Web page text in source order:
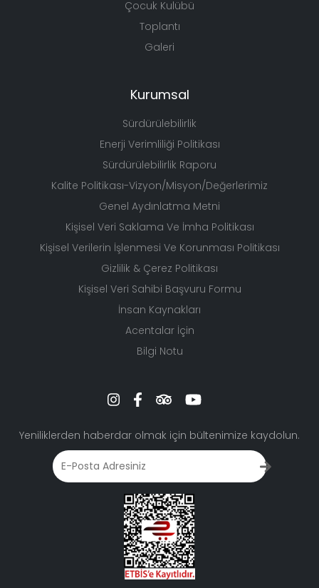
Çocuk Kulübü
Toplantı
Galeri
Kurumsal
Sürdürülebilirlik
Enerji Verimliliği Politikası
Sürdürülebilirlik Raporu
Kalite Politikası-Vizyon/Misyon/Değerlerimiz
Genel Aydınlatma Metni
Kişisel Veri Saklama Ve İmha Politikası
Kişisel Verilerin İşlenmesi Ve Korunması Politikası
Gizlilik & Çerez Politikası
Kişisel Veri Sahibi Başvuru Formu
İnsan Kaynakları
Acentalar İçin
Bilgi Notu
Yeniliklerden haberdar olmak için bültenimize kaydolun.